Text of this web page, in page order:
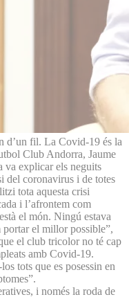
d’un fil. La Covid-19 és la
Club Andorra, Jaume
va explicar els neguits
del coronavirus i de totes
tota aquesta crisi
i l’afrontem com
el món. Ningú estava
portar el millor possible”,
el club tricolor no té cap
amb Covid-19.
tots que es posessin en
i només la roda de